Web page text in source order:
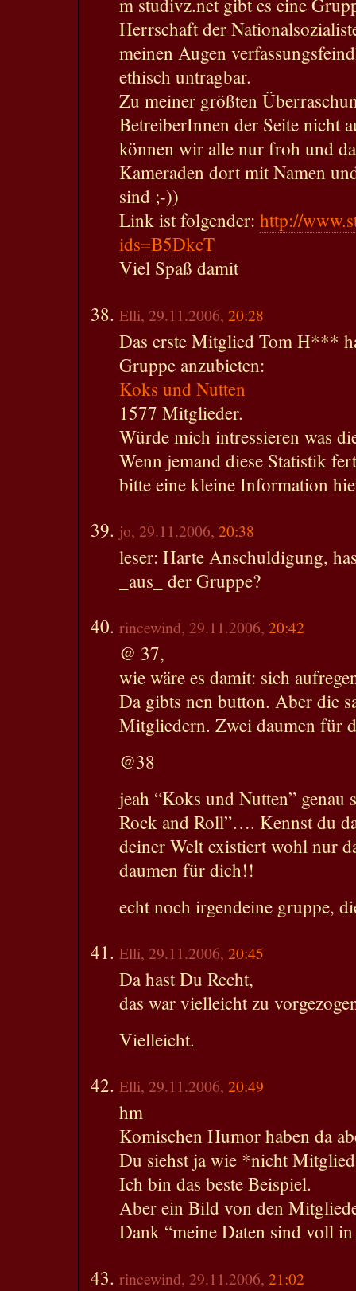
m studivz.net gibt es eine
Herrschaft der
meinen Augen
ethisch untragbar.
Zu meiner größten
BetreiberInnen der Seite nicht
können wir alle nur froh und
Kameraden dort mit Namen
sind ;-))
Link ist folgender: http://
ids=B5DkcT
Viel Spaß damit
Elli, 29.11.2006, 20:28
Das erste Mitglied Tom H***
Gruppe anzubieten:
Koks und Nutten
1577 Mitglieder.
Würde mich intressieren was
Wenn jemand diese Statistik
bitte eine kleine Information
jo, 29.11.2006, 20:38
leser: Harte Anschuldigung,
_aus_ der Gruppe?
rincewind, 29.11.2006, 20:42
@ 37,
wie wäre es damit: sich
Da gibts nen button. Aber die
Mitgliedern. Zwei daumen für
@38
jeah “Koks und Nutten” genau
Rock and Roll”…. Kennst du
deiner Welt existiert wohl nur
daumen für dich!!
echt noch irgendeine gruppe,
Elli, 29.11.2006, 20:45
Da hast Du Recht,
das war vielleicht zu
Vielleicht.
Elli, 29.11.2006, 20:49
hm
Komischen Humor haben da
Du siehst ja wie *nicht
Ich bin das beste Beispiel.
Aber ein Bild von den
Dank “meine Daten sind voll
rincewind, 29.11.2006, 21:02